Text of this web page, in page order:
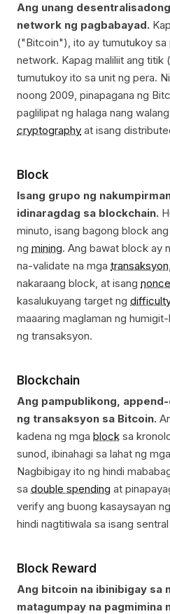
Ang unang
network ng pagbabayad.
("Bitcoin"), ito ay tumutukoy
network. Kapag maliliit ang
tumutukoy ito sa unit ng pera.
noong 2009, pinapagana ng
paglilipat ng halaga nang
cryptography at isang
Block
Isang grupo ng
idinaragdag sa blockchain.
minuto, isang bagong block
ng mining. Ang bawat block ay
na-validate na mga transaksyon
nakaraang block, at isang nonce
kasalukuyang target ng difficulty
maaaring maglaman ng
ng transaksyon.
Blockchain
Ang pampublikong,
ng transaksyon sa Bitcoin.
kadena ng mga block sa
sunod, ibinahagi sa lahat ng mga
Nagbibigay ito ng hindi
sa double spending at
verify ang buong kasaysayan
hindi nagtitiwala sa isang
Block Reward
Ang bitcoin na ibinibigay sa
matagumpay na pagmimina